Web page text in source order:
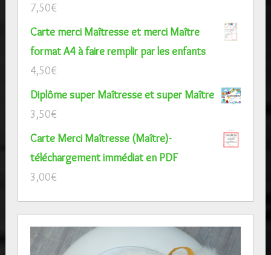
7,50€
Carte merci Maîtresse et merci Maître
format A4 à faire remplir par les enfants
4,50€
Diplôme super Maîtresse et super Maître
3,50€
Carte Merci Maîtresse (Maître)-
téléchargement immédiat en PDF
3,00€